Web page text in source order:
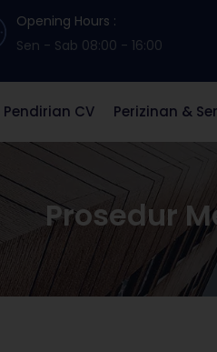
Opening Hours :
Sen - Sab 08:00 - 16:00
Pendirian CV Perizinan &
Prosedur